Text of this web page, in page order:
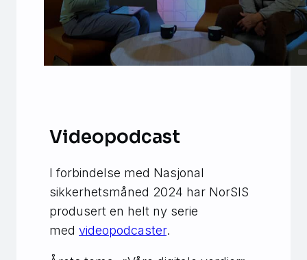
Videopodcast
I forbindelse med Nasjonal
sikkerhetsmåned 2024 har NorSIS
produsert en helt ny serie
med videopodcaster.